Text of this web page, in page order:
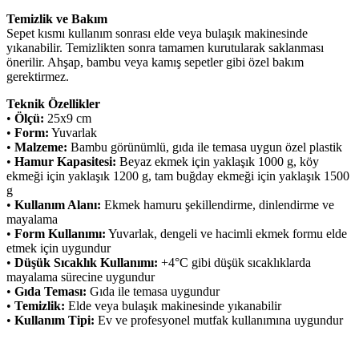
Temizlik ve Bakım
Sepet kısmı kullanım sonrası elde veya bulaşık makinesinde
yıkanabilir. Temizlikten sonra tamamen kurutularak saklanması
önerilir. Ahşap, bambu veya kamış sepetler gibi özel bakım
gerektirmez.
Teknik Özellikler
• Ölçü: 25x9 cm
• Form: Yuvarlak
• Malzeme: Bambu görünümlü, gıda ile temasa uygun özel plastik
• Hamur Kapasitesi: Beyaz ekmek için yaklaşık 1000 g, köy
ekmeği için yaklaşık 1200 g, tam buğday ekmeği için yaklaşık 1500
g
• Kullanım Alanı: Ekmek hamuru şekillendirme, dinlendirme ve
mayalama
• Form Kullanımı: Yuvarlak, dengeli ve hacimli ekmek formu elde
etmek için uygundur
• Düşük Sıcaklık Kullanımı: +4°C gibi düşük sıcaklıklarda
mayalama sürecine uygundur
• Gıda Teması: Gıda ile temasa uygundur
• Temizlik: Elde veya bulaşık makinesinde yıkanabilir
• Kullanım Tipi: Ev ve profesyonel mutfak kullanımına uygundur